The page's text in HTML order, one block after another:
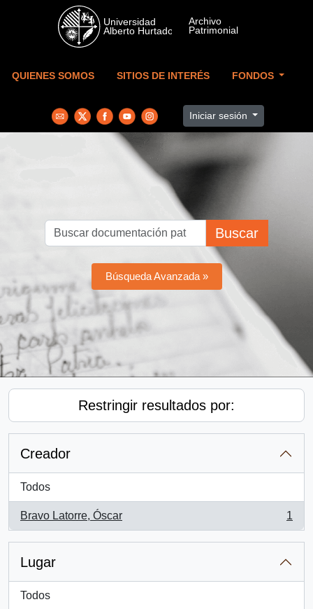
Skip to main content
QUIENES SOMOS SITIOS DE INTERÉS FONDOS
Iniciar sesión
Buscar
Búsqueda Avanzada »
Restringir resultados por:
Creador
Todos
Bravo Latorre, Óscar
, 1 resultados
1
Lugar
Todos